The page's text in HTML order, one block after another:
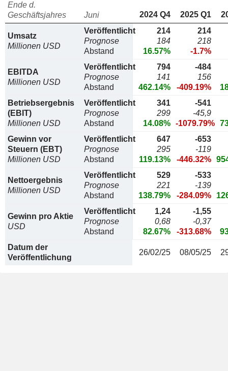
Ende d.
Geschäftsjahres
Juni 2024 Q4 2025 Q1
Umsatz
Millionen USD
Veröffentlicht
Prognose
Abstand
214
184
16.57%
214
218
-1.7%
EBITDA
Millionen USD
Veröffentlicht
Prognose
Abstand
794
141
462.14%
-484
156
-409.19%
Betriebsergebnis
(EBIT)
Millionen USD
Veröffentlicht
Prognose
Abstand
341
299
14.08%
-541
-45,9
-1079.79%
Gewinn vor
Steuern (EBT)
Millionen USD
Veröffentlicht
Prognose
Abstand
647
295
119.13%
-653
-119
-446.32%
Nettoergebnis
Millionen USD
Veröffentlicht
Prognose
Abstand
529
221
138.79%
-533
-139
-284.09%
Gewinn pro Aktie
USD
Veröffentlicht
Prognose
Abstand
1,24
0,68
82.67%
-1,55
-0,37
-313.68%
Datum der
Veröffentlichung
26/02/25 08/05/25